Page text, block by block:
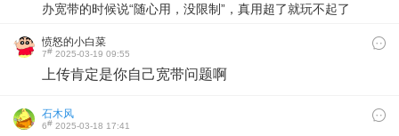
办宽带的时候说“随心用，没限制”，真用超了就玩不起了
愤怒的小白菜
7# 2025-03-19 09:55
上传肯定是你自己宽带问题啊
石木风
6# 2025-03-18 17:41